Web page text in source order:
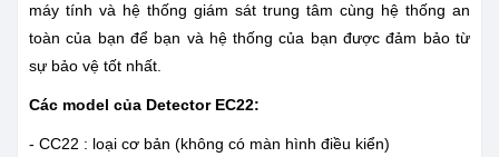
máy tính và hệ thống giám sát trung tâm cùng hệ thống an
toàn của bạn để bạn và hệ thống của bạn được đảm bảo từ
sự bảo vệ tốt nhất.
Các model của Detector EC22:
- CC22 : loại cơ bản (không có màn hình điều kiển)